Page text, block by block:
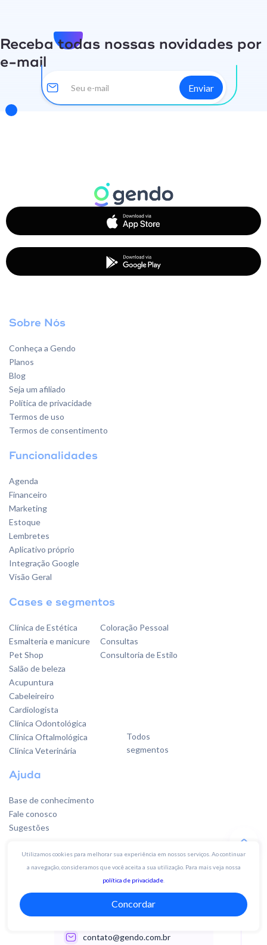
Receba todas nossas novidades por
e-mail
Sobre Nós
Conheça a Gendo
Planos
Blog
Seja um afiliado
Política de privacidade
Termos de uso
Termos de consentimento
Funcionalidades
Agenda
Financeiro
Marketing
Estoque
Lembretes
Aplicativo próprio
Integração Google
Visão Geral
Cases e segmentos
Todos
segmentos
Clínica de Estética
Esmalteria e manicure
Pet Shop
Salão de beleza
Acupuntura
Cabeleireiro
Cardiologista
Clínica Odontológica
Clínica Oftalmológica
Clínica Veterinária
Coloração Pessoal
Consultas
Consultoria de Estilo
Ajuda
Base de conhecimento
Fale conosco
Sugestões
Quer falar
com a gente?
contato@gendo.com.br
Utilizamos cookies para melhorar sua experiência em nossos serviços. Ao continuar
a navegação, consideramos que você aceita a sua utilização. Para mais veja nossa
política de privacidade
Concordar